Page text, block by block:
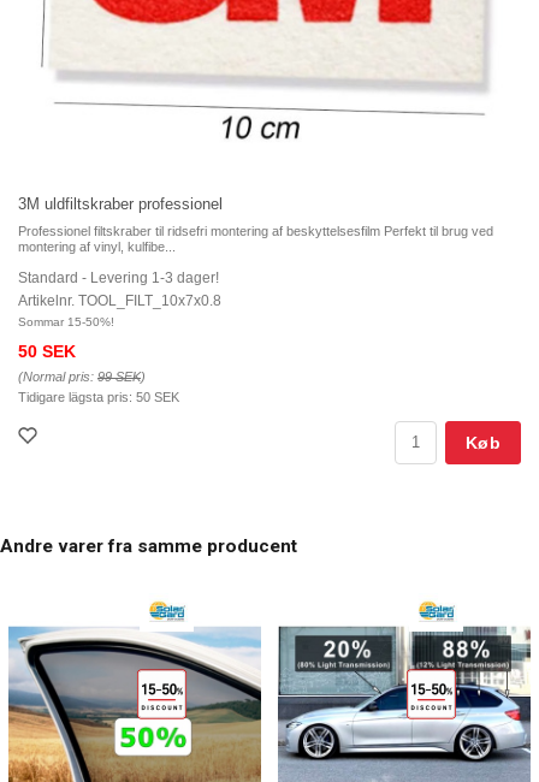
3M uldfiltskraber professionel
Professionel filtskraber til ridsefri montering af beskyttelsesfilm Perfekt til brug ved
montering af vinyl, kulfibe...
Standard - Levering 1-3 dager!
Artikelnr. TOOL_FILT_10x7x0.8
Sommar 15-50%!
50 SEK
(Normal pris: 99 SEK)
Tidigare lägsta pris: 50 SEK
Køb
Andre varer fra samme producent